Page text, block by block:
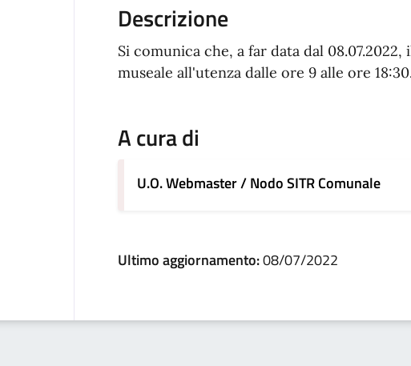
Descrizione
Si comunica che, a far data dal
museale all'utenza dalle ore 9 alle ore
A cura di
U.O. Webmaster / Nodo SITR Comunale
Ultimo aggiornamento:08/07/2022